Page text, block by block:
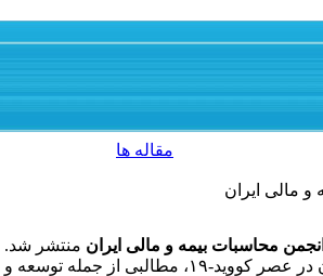
مقاله ها
و مالی ایران
انجمن محاسبات بیمه و مالی ایران منتشر شد.
در این شماره پس از سرمقاله‌ای با عنوان در